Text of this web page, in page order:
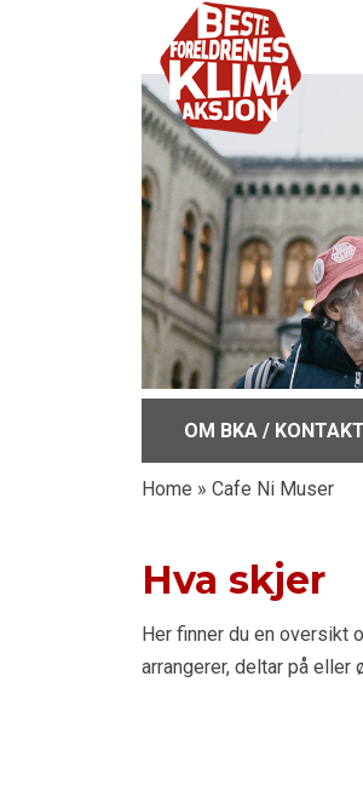
OM BKA / KONTAKT
Home » Cafe Ni Muser
Hva skjer
Her finner du en oversikt
arrangerer, deltar på eller